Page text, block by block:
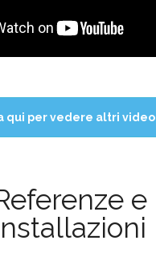
qui per vedere altri video
e